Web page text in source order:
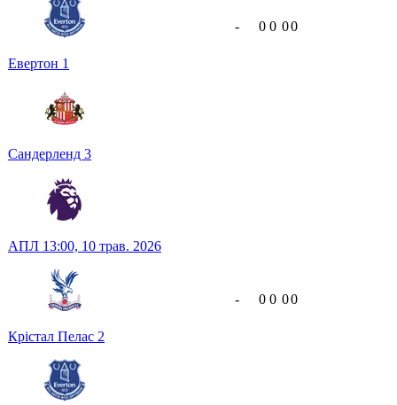
Евертон 1
Сандерленд 3
- 0 0 00
АПЛ 13:00, 10 трав. 2026
Крістал Пелас 2
- 0 0 00